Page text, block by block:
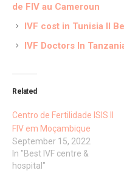
de FIV au Cameroun
IVF cost in Tunisia II
IVF Doctors In
Related
Centro de Fertilidade ISIS II
FIV em Moçambique
September 15, 2022
In "Best IVF centre &
hospital"